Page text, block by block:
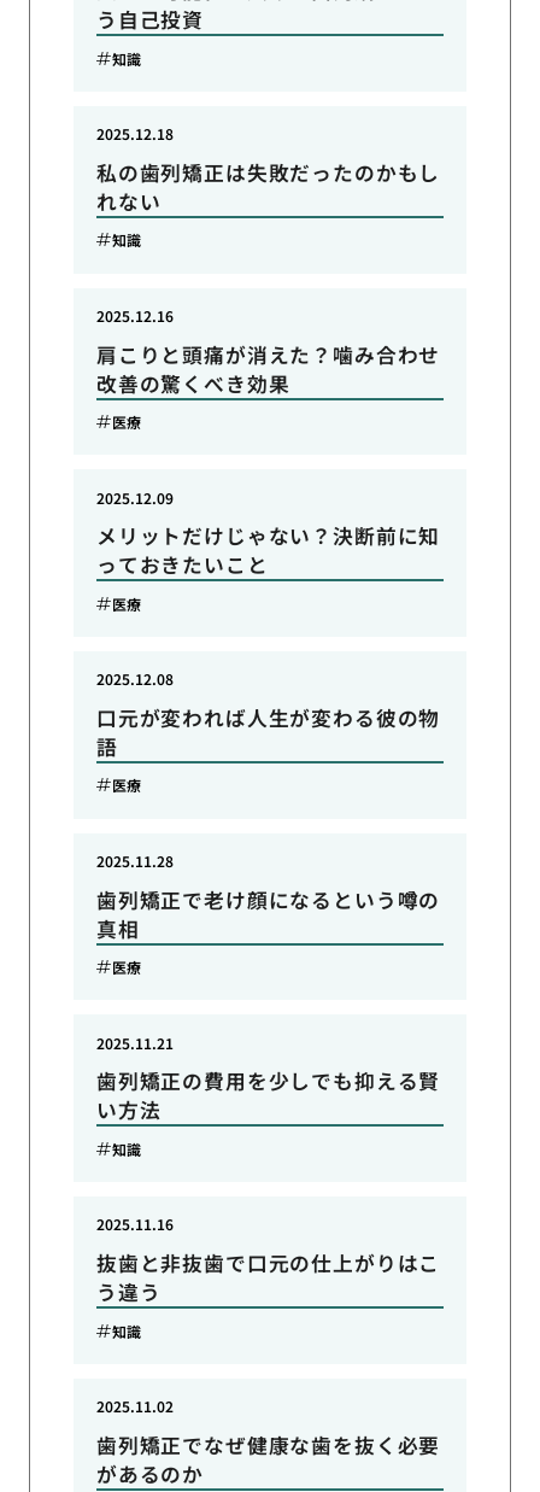
う自己投資
知識
私の歯列矯正は失敗だったのかもし
れない
2025.12.18
知識
肩こりと頭痛が消えた？噛み合わせ
改善の驚くべき効果
2025.12.16
医療
メリットだけじゃない？決断前に知
っておきたいこと
2025.12.09
医療
口元が変われば人生が変わる彼の物
語
2025.12.08
医療
歯列矯正で老け顔になるという噂の
真相
2025.11.28
医療
歯列矯正の費用を少しでも抑える賢
い方法
2025.11.21
知識
抜歯と非抜歯で口元の仕上がりはこ
う違う
2025.11.16
知識
歯列矯正でなぜ健康な歯を抜く必要
があるのか
2025.11.02